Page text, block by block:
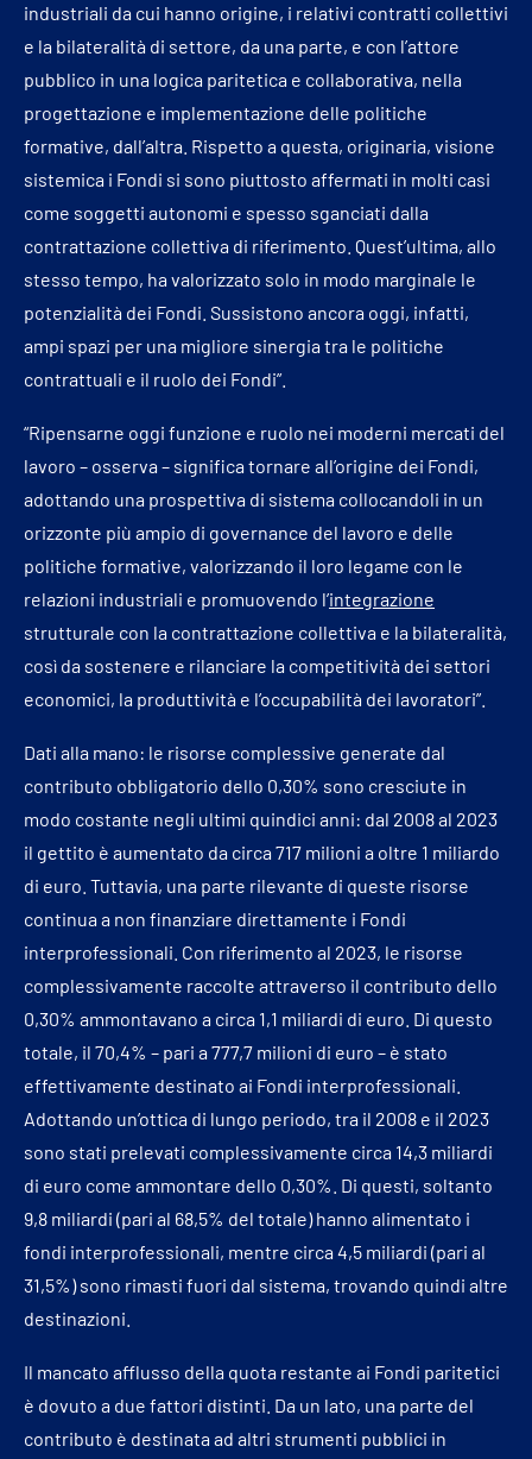
industriali da cui hanno origine, i relativi contratti collettivi
e la bilateralità di settore, da una parte, e con l’attore
pubblico in una logica paritetica e collaborativa, nella
progettazione e implementazione delle politiche
formative, dall’altra. Rispetto a questa, originaria, visione
sistemica i Fondi si sono piuttosto affermati in molti casi
come soggetti autonomi e spesso sganciati dalla
contrattazione collettiva di riferimento. Quest’ultima, allo
stesso tempo, ha valorizzato solo in modo marginale le
potenzialità dei Fondi. Sussistono ancora oggi, infatti,
ampi spazi per una migliore sinergia tra le politiche
contrattuali e il ruolo dei Fondi”.
“Ripensarne oggi funzione e ruolo nei moderni mercati del
lavoro – osserva – significa tornare all’origine dei Fondi,
adottando una prospettiva di sistema collocandoli in un
orizzonte più ampio di governance del lavoro e delle
politiche formative, valorizzando il loro legame con le
relazioni industriali e promuovendo l’integrazione
strutturale con la contrattazione collettiva e la bilateralità,
così da sostenere e rilanciare la competitività dei settori
economici, la produttività e l’occupabilità dei lavoratori”.
Dati alla mano: le risorse complessive generate dal
contributo obbligatorio dello 0,30% sono cresciute in
modo costante negli ultimi quindici anni: dal 2008 al 2023
il gettito è aumentato da circa 717 milioni a oltre 1 miliardo
di euro. Tuttavia, una parte rilevante di queste risorse
continua a non finanziare direttamente i Fondi
interprofessionali. Con riferimento al 2023, le risorse
complessivamente raccolte attraverso il contributo dello
0,30% ammontavano a circa 1,1 miliardi di euro. Di questo
totale, il 70,4% – pari a 777,7 milioni di euro – è stato
effettivamente destinato ai Fondi interprofessionali.
Adottando un’ottica di lungo periodo, tra il 2008 e il 2023
sono stati prelevati complessivamente circa 14,3 miliardi
di euro come ammontare dello 0,30%. Di questi, soltanto
9,8 miliardi (pari al 68,5% del totale) hanno alimentato i
fondi interprofessionali, mentre circa 4,5 miliardi (pari al
31,5%) sono rimasti fuori dal sistema, trovando quindi altre
destinazioni.
Il mancato afflusso della quota restante ai Fondi paritetici
è dovuto a due fattori distinti. Da un lato, una parte del
contributo è destinata ad altri strumenti pubblici in